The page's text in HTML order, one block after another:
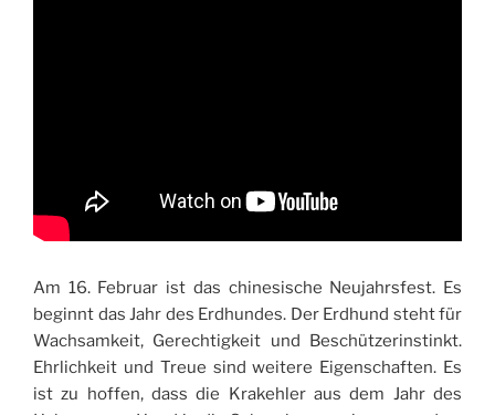
Am 16. Februar ist das chinesische Neujahrsfest. Es
beginnt das Jahr des Erdhundes. Der Erdhund steht für
Wachsamkeit, Gerechtigkeit und Beschützerinstinkt.
Ehrlichkeit und Treue sind weitere Eigenschaften. Es
ist zu hoffen, dass die Krakehler aus dem Jahr des